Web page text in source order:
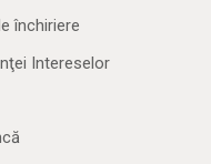
închiriere
Intereselor